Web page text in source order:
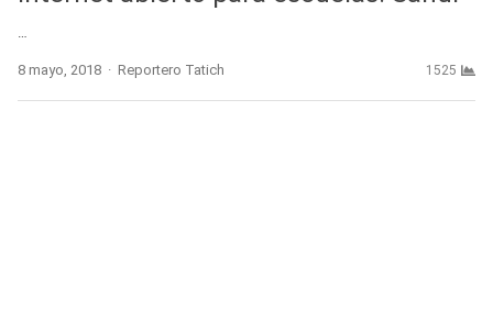
…
8 mayo, 2018 Author
Reportero Tatich 1525